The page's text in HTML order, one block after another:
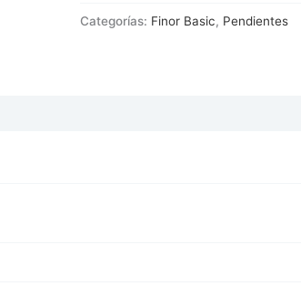
Categorías: Finor Basic, Pendientes